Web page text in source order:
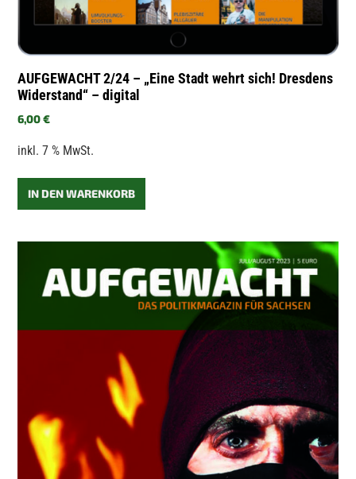
AUFGEWACHT 2/24 – „Eine Stadt wehrt sich! Dresdens
Widerstand“ – digital
6,00€
inkl. 7 % MwSt.
IN DEN WARENKORB